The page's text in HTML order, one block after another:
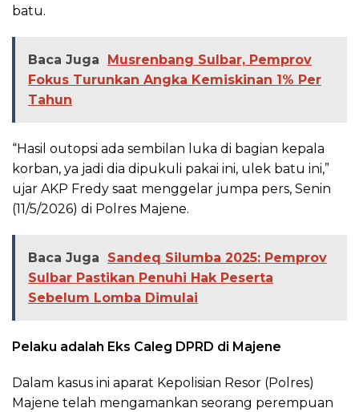
batu.
Baca Juga
Musrenbang Sulbar, Pemprov
Fokus Turunkan Angka Kemiskinan 1% Per
Tahun
“Hasil outopsi ada sembilan luka di bagian kepala
korban, ya jadi dia dipukuli pakai ini, ulek batu ini,”
ujar AKP Fredy saat menggelar jumpa pers, Senin
(11/5/2026) di Polres Majene.
Baca Juga
Sandeq Silumba 2025: Pemprov
Sulbar Pastikan Penuhi Hak Peserta
Sebelum Lomba Dimulai
Pelaku adalah Eks Caleg DPRD di Majene
Dalam kasus ini aparat Kepolisian Resor (Polres)
Majene telah mengamankan seorang perempuan